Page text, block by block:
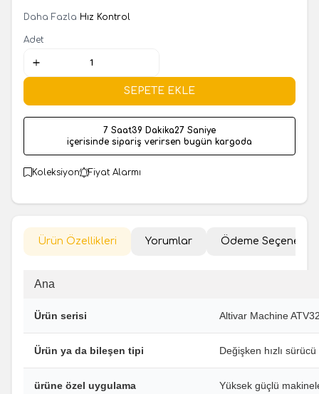
Daha Fazla Hız Kontrol
Adet
SEPETE EKLE
7 Saat39 Dakika26 Saniye
içerisinde sipariş verirsen bugün kargoda
Koleksiyon Fiyat Alarmı
Ürün Özellikleri Yorumlar Ödeme
Ana
Ürün serisi Altivar Machine
Ürün ya da bileşen tipi Değişken hızlı sürücü
ürüne özel uygulama Yüksek güçlü